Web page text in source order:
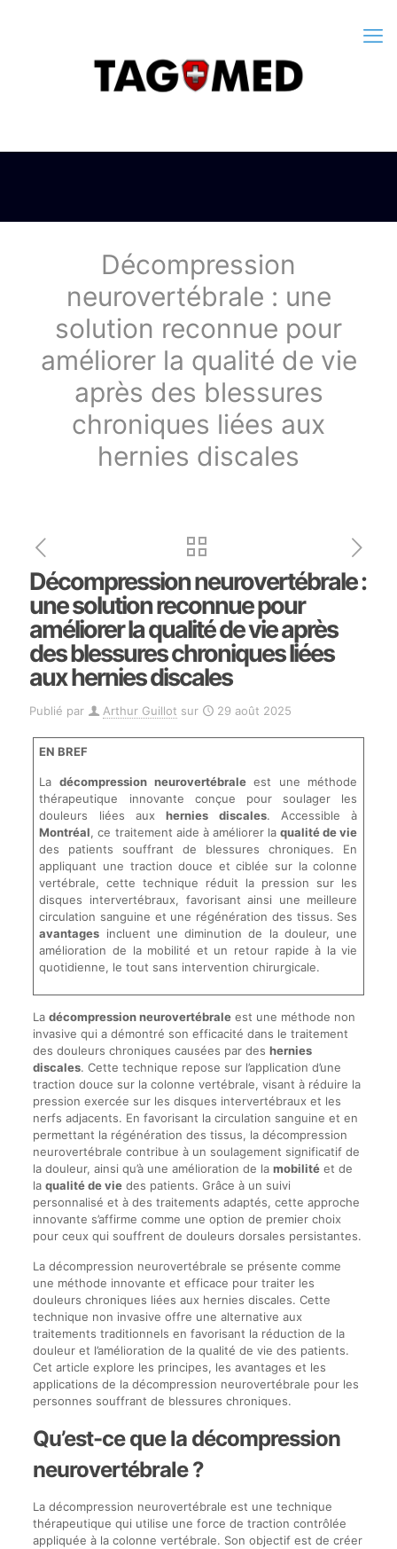
Décompression
neurovertébrale : une
solution reconnue pour
améliorer la qualité de vie
après des blessures
chroniques liées aux
hernies discales
Décompression neurovertébrale :
une solution reconnue pour
améliorer la qualité de vie après
des blessures chroniques liées
aux hernies discales
Publié par Arthur Guillot sur 29 août 2025
EN BREF
La décompression neurovertébraleest une méthode
thérapeutique innovante conçue pour soulager les
douleurs liées auxhernies discales. Accessible à
Montréal, ce traitement aide à améliorer laqualité de vie
des patients souffrant de blessures chroniques. En
appliquant une traction douce et ciblée sur la colonne
vertébrale, cette technique réduit la pression sur les
disques intervertébraux, favorisant ainsi une meilleure
circulation sanguine et une régénération des tissus. Ses
avantages incluent une diminution de la douleur, une
amélioration de la mobilité et un retour rapide à la vie
quotidienne, le tout sans intervention chirurgicale.
La décompression neurovertébraleest une méthode non
invasive qui a démontré son efficacité dans le traitement
des douleurs chroniques causées par des hernies
discales. Cette technique repose sur l’application d’une
traction douce sur la colonne vertébrale, visant à réduire la
pression exercée sur les disques intervertébraux et les
nerfs adjacents. En favorisant la circulation sanguine et en
permettant la régénération des tissus, la décompression
neurovertébrale contribue à un soulagement significatif de
la douleur, ainsi qu’à une amélioration de la mobilitéet de
la qualité de viedes patients. Grâce à un suivi
personnalisé et à des traitements adaptés, cette approche
innovante s’affirme comme une option de premier choix
pour ceux qui souffrent de douleurs dorsales persistantes.
La décompression neurovertébrale se présente comme
une méthode innovante et efficace pour traiter les
douleurs chroniques liées aux hernies discales. Cette
technique non invasive offre une alternative aux
traitements traditionnels en favorisant la réduction de la
douleur et l’amélioration de la qualité de vie des patients.
Cet article explore les principes, les avantages et les
applications de la décompression neurovertébrale pour les
personnes souffrant de blessures chroniques.
Qu’est-ce que la décompression
neurovertébrale ?
La décompression neurovertébrale est une technique
thérapeutique qui utilise une force de traction contrôlée
appliquée à la colonne vertébrale. Son objectif est de créer